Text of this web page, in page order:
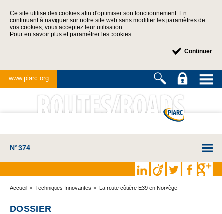
Ce site utilise des cookies afin d'optimiser son fonctionnement. En
continuant à naviguer sur notre site web sans modifier les paramètres de
vos cookies, vous acceptez leur utilisation.
Pour en savoir plus et paramétrer les cookies.
Continuer
www.piarc.org
N°374
Accueil Techniques Innovantes La route côtière E39 en Norvège
DOSSIER